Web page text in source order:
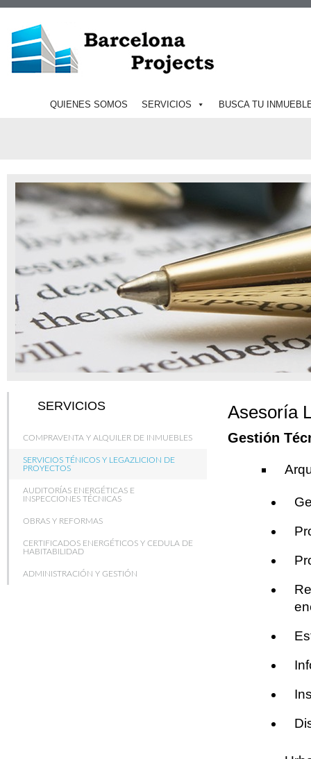
QUIENES SOMOS SERVICIOS BUSCA TU
SERVICIOS
COMPRAVENTA Y ALQUILER DE INMUEBLES
SERVICIOS TÉNICOS Y LEGAZLICION DE
PROYECTOS
AUDITORÍAS ENERGÉTICAS E
INSPECCIONES TÉCNICAS
OBRAS Y REFORMAS
CERTIFICADOS ENERGÉTICOS Y CEDULA DE
HABITABILIDAD
ADMINISTRACIÓN Y GESTIÓN
Asesoría
Gestión